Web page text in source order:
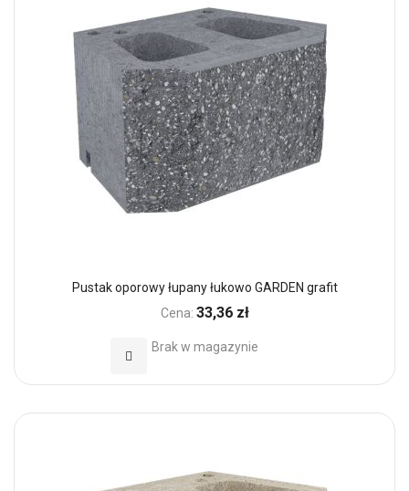
Pustak oporowy łupany łukowo GARDEN grafit
Cena: 33,36 zł
Brak w magazynie
Dodaj do Ulubionych